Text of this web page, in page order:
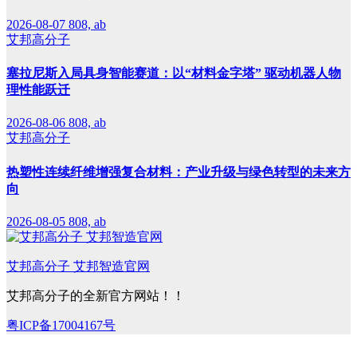
2026-08-07 808, ab
艾邦高分子
塞拉尼斯入局具身智能赛道：以“材料金字塔” 驱动机器人物
理性能跃迁
2026-08-06 808, ab
艾邦高分子
热塑性连续纤维增强复合材料：产业升级与绿色转型的未来方
向
2026-08-05 808, ab
艾邦高分子 艾邦智造官网
艾邦高分子的全新官方网站！！
粤ICP备17004167号